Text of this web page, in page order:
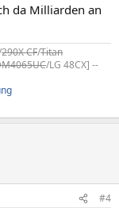
da Milliarden an
290X CF/Titan
/LG 48CX] --
#4